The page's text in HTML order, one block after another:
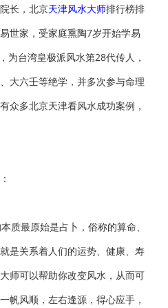
长，北京天津风水大师排行榜排
世家，受家庭熏陶7岁开始学易
为台湾皇极派风水第28代传人，
大六壬等绝学，并多次参与命理
众多北京天津看风水成功案例，
质最原始是占卜，俗称的算命、
是关系着人们的运势、健康、寿
师可以帮助你改变风水，从而可
帆风顺，左右逢源，得心应手，